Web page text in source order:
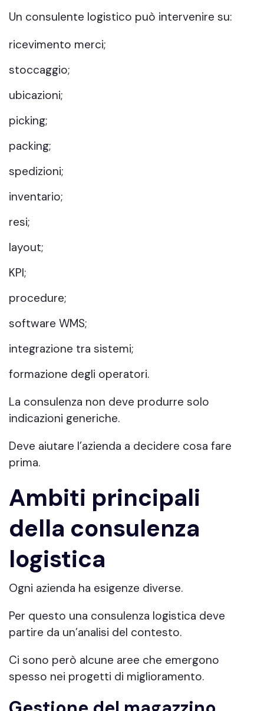
Un consulente logistico può intervenire su:
ricevimento merci;
stoccaggio;
ubicazioni;
picking;
packing;
spedizioni;
inventario;
resi;
layout;
KPI;
procedure;
software WMS;
integrazione tra sistemi;
formazione degli operatori.
La consulenza non deve produrre solo
indicazioni generiche.
Deve aiutare l’azienda a decidere cosa fare
prima.
Ambiti principali
della consulenza
logistica
Ogni azienda ha esigenze diverse.
Per questo una consulenza logistica deve
partire da un’analisi del contesto.
Ci sono però alcune aree che emergono
spesso nei progetti di miglioramento.